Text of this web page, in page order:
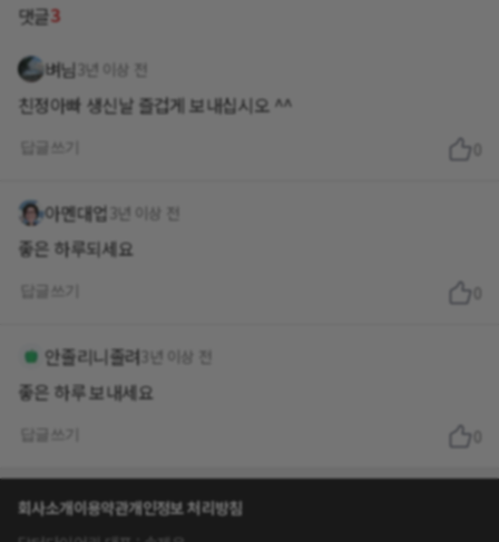
댓글3
벼님 3년 이상 전
친정아빠 생신날 즐겁게 보내십시오 ^^
아멘대업 3년 이상 전
좋은 하루되세요
안졸리니졸려 3년 이상 전
좋은 하루 보내세요
회사소개이용약관개인정보 처리방침